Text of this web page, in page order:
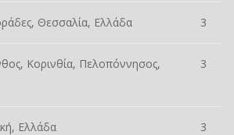
Θεσσαλία, Ελλάδα 3
Κορινθία, Πελοπόννησος,
3
Ελλάδα 3